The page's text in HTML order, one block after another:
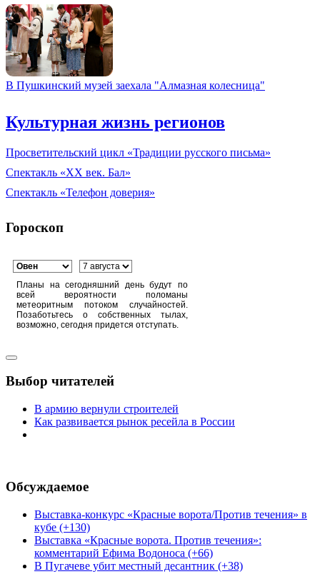
В Пушкинский музей заехала "Алмазная колесница"
Культурная жизнь регионов
Просветительский цикл «Традиции русского письма»
Спектакль «XX век. Бал»
Спектакль «Телефон доверия»
Гороскоп
Планы на сегодняшний день будут по
всей вероятности поломаны
метеоритным потоком случайностей.
Позаботьтесь о собственных тылах,
возможно, сегодня придется отступать.
Выбор читателей
В армию вернули строителей
Как развивается рынок ресейла в России
Обсуждаемое
Выставка-конкурс «Красные ворота/Против течения» в
кубе (+130)
Выставка «Красные ворота. Против течения»:
комментарий Ефима Водоноса (+66)
В Пугачеве убит местный десантник (+38)